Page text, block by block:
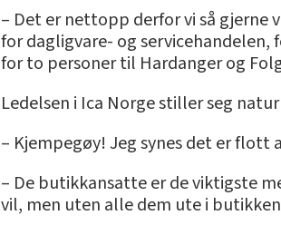
– Det er nettopp derfor vi så gjerne
for dagligvare- og servicehandelen,
for to personer til Hardanger og
Ledelsen i Ica Norge stiller seg
– Kjempegøy! Jeg synes det er flott
– De butikkansatte er de viktigste
vil, men uten alle dem ute i